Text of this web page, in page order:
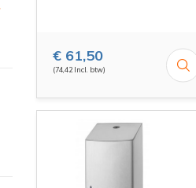
€ 61,50
(74,42 Incl. btw)